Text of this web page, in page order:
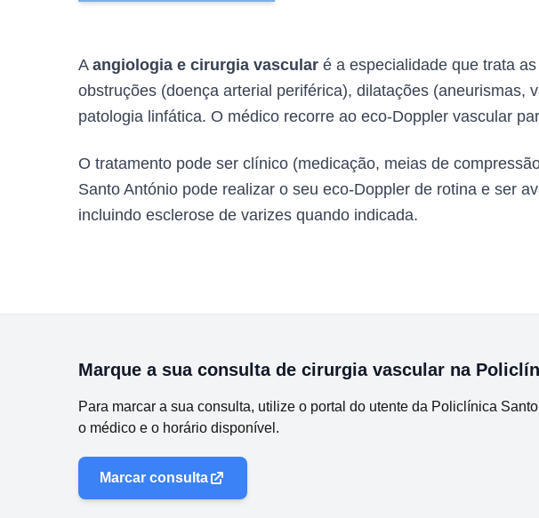
A angiologia e cirurgia vascular é a especialidade que trata
obstruções (doença arterial periférica), dilatações
patologia linfática. O médico recorre ao eco-Doppler vascular
O tratamento pode ser clínico (medicação, meias de
Santo António pode realizar o seu eco-Doppler de rotina e ser
incluindo esclerose de varizes quando indicada.
Marque a sua consulta de cirurgia vascular na
Para marcar a sua consulta, utilize o portal do utente da Policlínica
o médico e o horário disponível.
Marcar consulta